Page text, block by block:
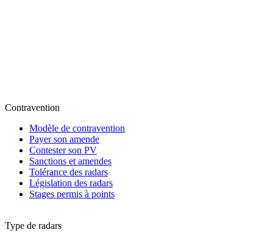
Contravention
Modèle de contravention
Payer son amende
Contester son PV
Sanctions et amendes
Tolérance des radars
Législation des radars
Stages permis à points
Type de radars